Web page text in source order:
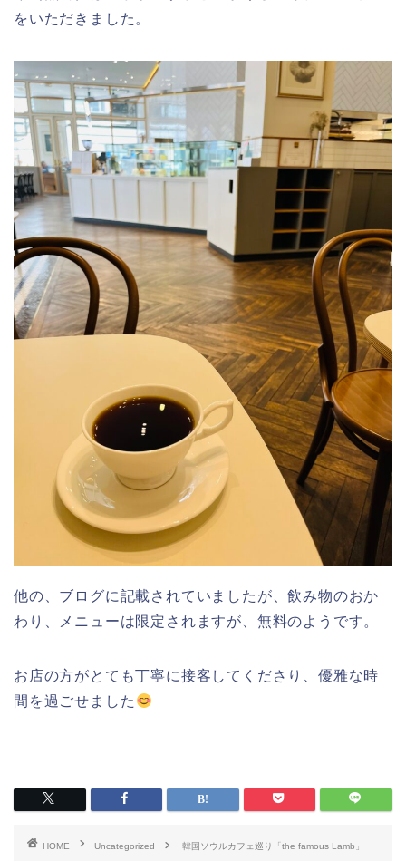
をいただきました。
他の、ブログに記載されていましたが、飲み物のおか
わり、メニューは限定されますが、無料のようです。
お店の方がとても丁寧に接客してくださり、優雅な時
間を過ごせました
HOME Uncategorized 韓国ソウルカフェ巡り「the famous Lamb」